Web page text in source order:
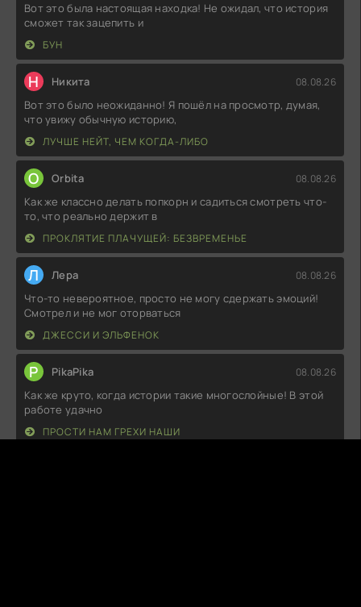
Вот это была настоящая находка! Не ожидал, что история
сможет так зацепить и
БУН
Н Никита 08.08.26
Вот это было неожиданно! Я пошёл на просмотр, думая,
что увижу обычную историю,
ЛУЧШЕ НЕЙТ, ЧЕМ КОГДА-ЛИБО
O Orbita 08.08.26
Как же классно делать попкорн и садиться смотреть что-
то, что реально держит в
ПРОКЛЯТИЕ ПЛАЧУЩЕЙ: БЕЗВРЕМЕНЬЕ
Л Лера 08.08.26
Что-то невероятное, просто не могу сдержать эмоций!
Смотрел и не мог оторваться
ДЖЕССИ И ЭЛЬФЕНОК
P PikaPika 08.08.26
Как же круто, когда истории такие многослойные! В этой
работе удачно
ПРОСТИ НАМ ГРЕХИ НАШИ